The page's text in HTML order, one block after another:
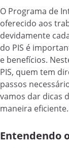
O Programa de
oferecido aos
devidamente
do PIS é
e benefícios.
PIS, quem tem
passos
vamos dar dicas
maneira eficiente.
Entendendo